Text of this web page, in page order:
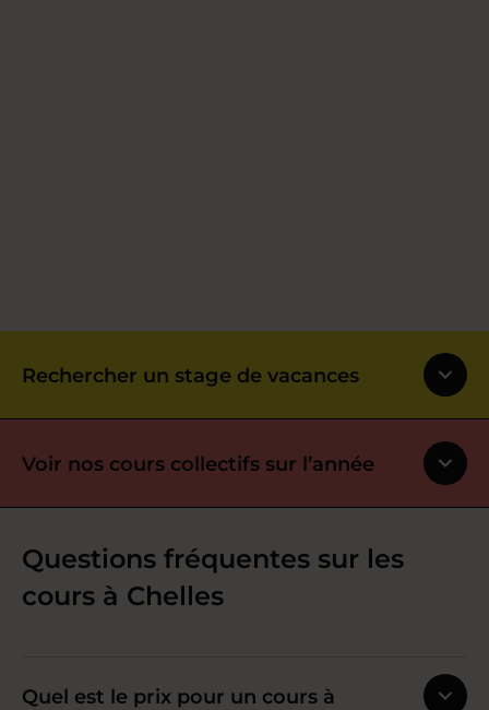
Rechercher un stage de vacances
Voir nos cours collectifs sur l’année
Questions fréquentes sur les
cours à Chelles
Quel est le prix pour un cours à